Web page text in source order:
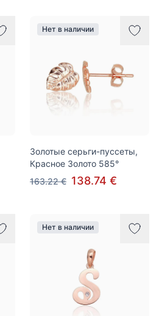
Нет в наличии
Золотые серьги-пуссеты,
Красное Золото 585°
163.22 € 138.74 €
Нет в наличии